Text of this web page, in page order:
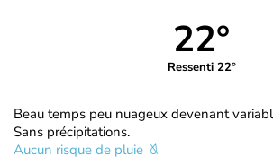
22°
Ressenti 22°
Beau temps peu nuageux devenant
Sans précipitations.
Aucun risque de pluie